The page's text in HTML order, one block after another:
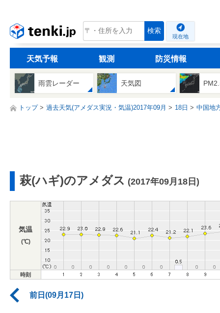
tenki.jp 検索
現在地
天気予報 観測 防災情報
雨雲レーダー 天気図
トップ 過去天気(アメダス実況・気温)2017年09月 18日 中国地
萩(ハギ)のアメダス (2017年09月18日)
気温
(℃)
時刻
前日(09月17日)